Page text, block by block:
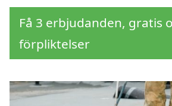
Få 3 erbjudanden, gratis
förpliktelser